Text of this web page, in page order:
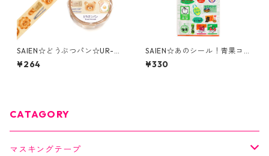
SAIEN☆どうぶつパン☆UR-0
278☆マスキングテープ
¥264
SAIEN☆あのシール！青果コー
ナー☆透明シール☆(J331)
¥330
CATAGORY
マスキングテープ